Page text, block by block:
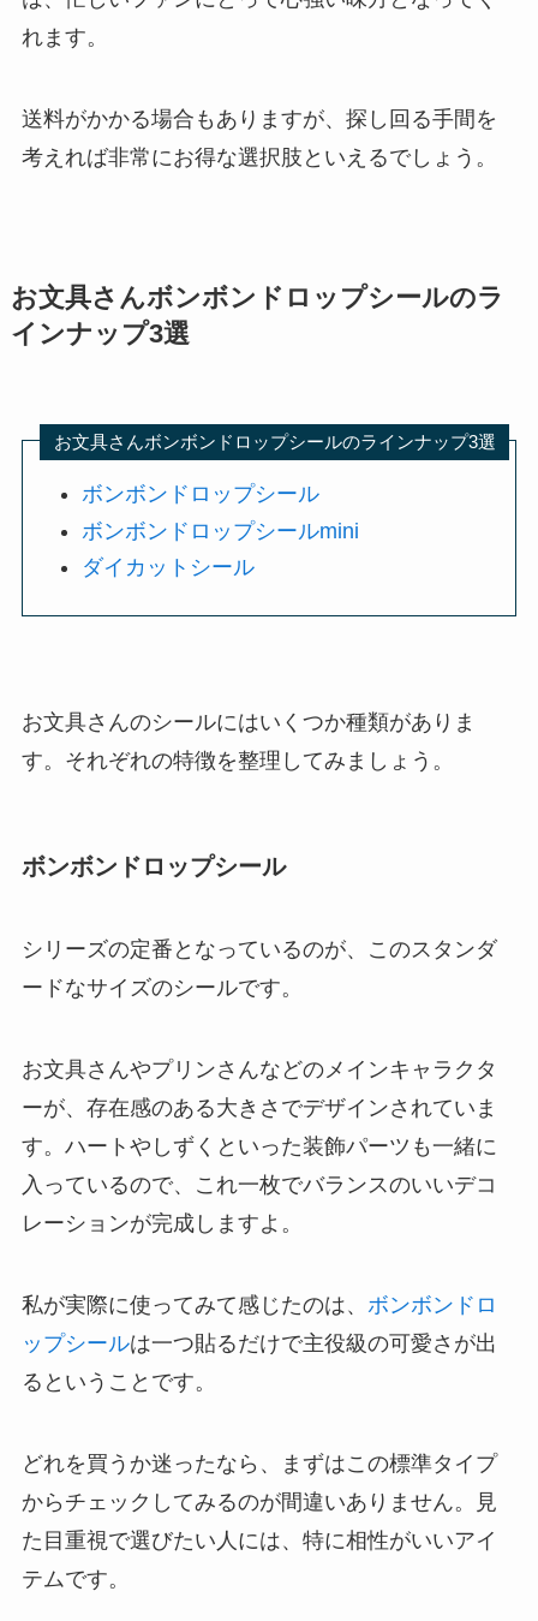
れます。
送料がかかる場合もありますが、探し回る手間を
考えれば非常にお得な選択肢といえるでしょう。
お文具さんボンボンドロップシールのラ
インナップ3選
お文具さんボンボンドロップシールのラインナップ3選
ボンボンドロップシール
ボンボンドロップシールmini
ダイカットシール
お文具さんのシールにはいくつか種類がありま
す。それぞれの特徴を整理してみましょう。
ボンボンドロップシール
シリーズの定番となっているのが、このスタンダ
ードなサイズのシールです。
お文具さんやプリンさんなどのメインキャラクタ
ーが、存在感のある大きさでデザインされていま
す。ハートやしずくといった装飾パーツも一緒に
入っているので、これ一枚でバランスのいいデコ
レーションが完成しますよ。
私が実際に使ってみて感じたのは、 ボンボンドロ
ップシールは一つ貼るだけで主役級の可愛さが出
るということです。
どれを買うか迷ったなら、まずはこの標準タイプ
からチェックしてみるのが間違いありません。見
た目重視で選びたい人には、特に相性がいいアイ
テムです。